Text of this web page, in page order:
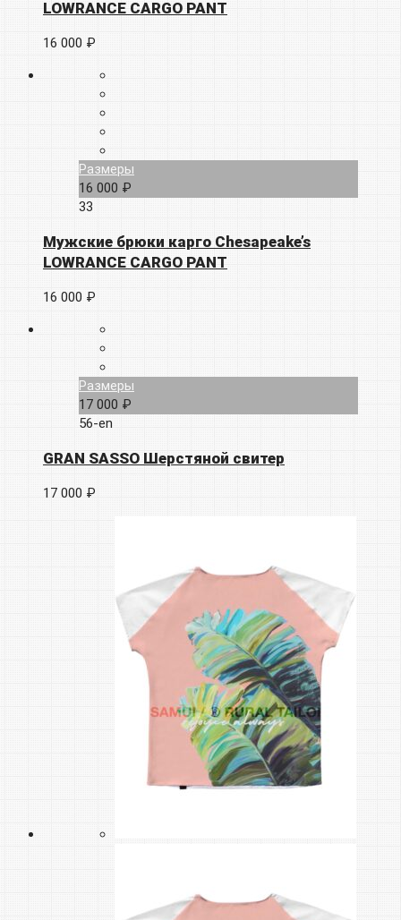
LOWRANCE CARGO PANT
16 000 ₽
Размеры
16 000 ₽
33
Мужские брюки карго Chesapeake’s
LOWRANCE CARGO PANT
16 000 ₽
Размеры
17 000 ₽
56-en
GRAN SASSO Шерстяной свитер
17 000 ₽